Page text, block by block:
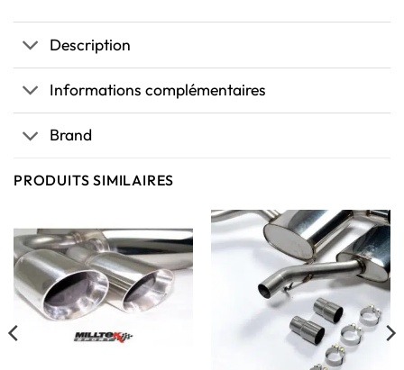
Description
Informations complémentaires
Brand
PRODUITS SIMILAIRES